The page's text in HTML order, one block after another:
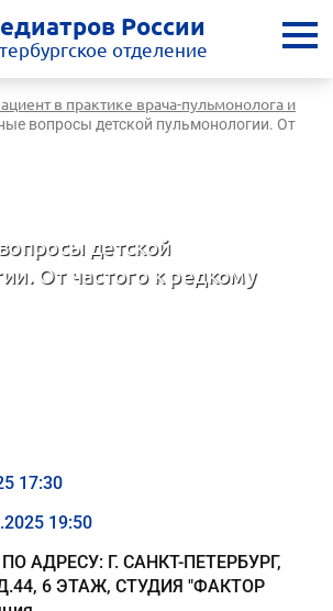
России
отделение
в практике врача-пульмонолога и
вопросы детской пульмонологии. От
детской
От частого к редкому
17:30
19:50
АДРЕСУ: Г. САНКТ-ПЕТЕРБУРГ,
6 ЭТАЖ, СТУДИЯ "ФАКТОР